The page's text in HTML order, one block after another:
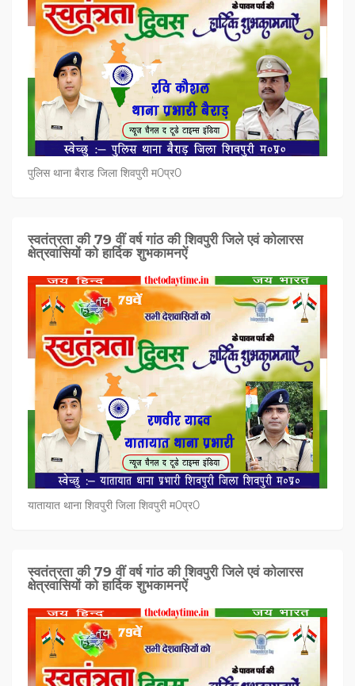
पुलिस थाना बैराड जिला शिवपुरी म0प्र0
स्वतंत्रता की 79 वीं वर्ष गांठ की शिवपुरी जिले एवं कोलारस
क्षेत्रवासियों को हार्दिक शुभकामनऐं
यातायात थाना शिवपुरी जिला शिवपुरी म0प्र0
स्वतंत्रता की 79 वीं वर्ष गांठ की शिवपुरी जिले एवं कोलारस
क्षेत्रवासियों को हार्दिक शुभकामनऐं